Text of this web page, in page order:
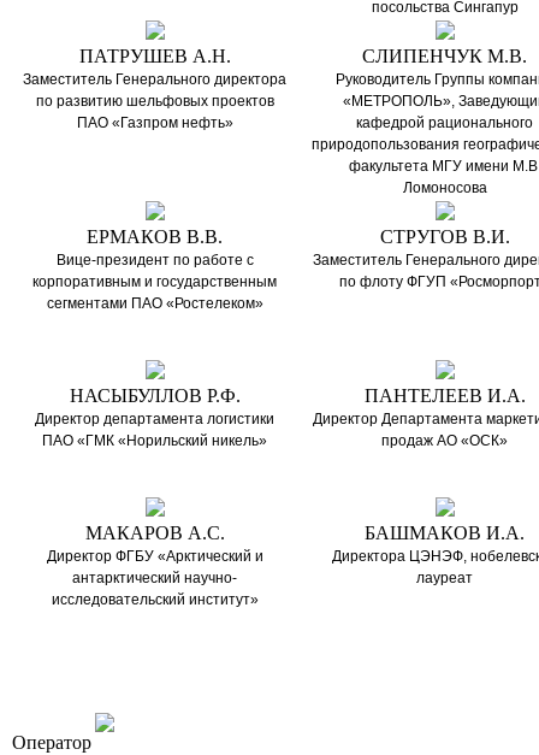
посольства Сингапур
ПАТРУШЕВ А.Н.
Заместитель Генерального директора
по развитию шельфовых проектов
ПАО «Газпром нефть»
СЛИПЕНЧУК М.В.
Руководитель Группы
«МЕТРОПОЛЬ»,
кафедрой рационального
природопользования
факультета МГУ имени
Ломоносова
ЕРМАКОВ В.В.
Вице-президент по работе с
корпоративным и государственным
сегментами ПАО «Ростелеком»
СТРУГОВ В.И.
Заместитель Генерального
по флоту ФГУП
НАСЫБУЛЛОВ Р.Ф.
Директор департамента логистики
ПАО «ГМК «Норильский никель»
ПАНТЕЛЕЕВ И.А.
Директор Департамента
продаж АО «ОСК»
МАКАРОВ А.С.
Директор ФГБУ «Арктический и
антарктический научно-
исследовательский институт»
БАШМАКОВ И.А.
Директора ЦЭНЭФ,
лауреат
Оператор